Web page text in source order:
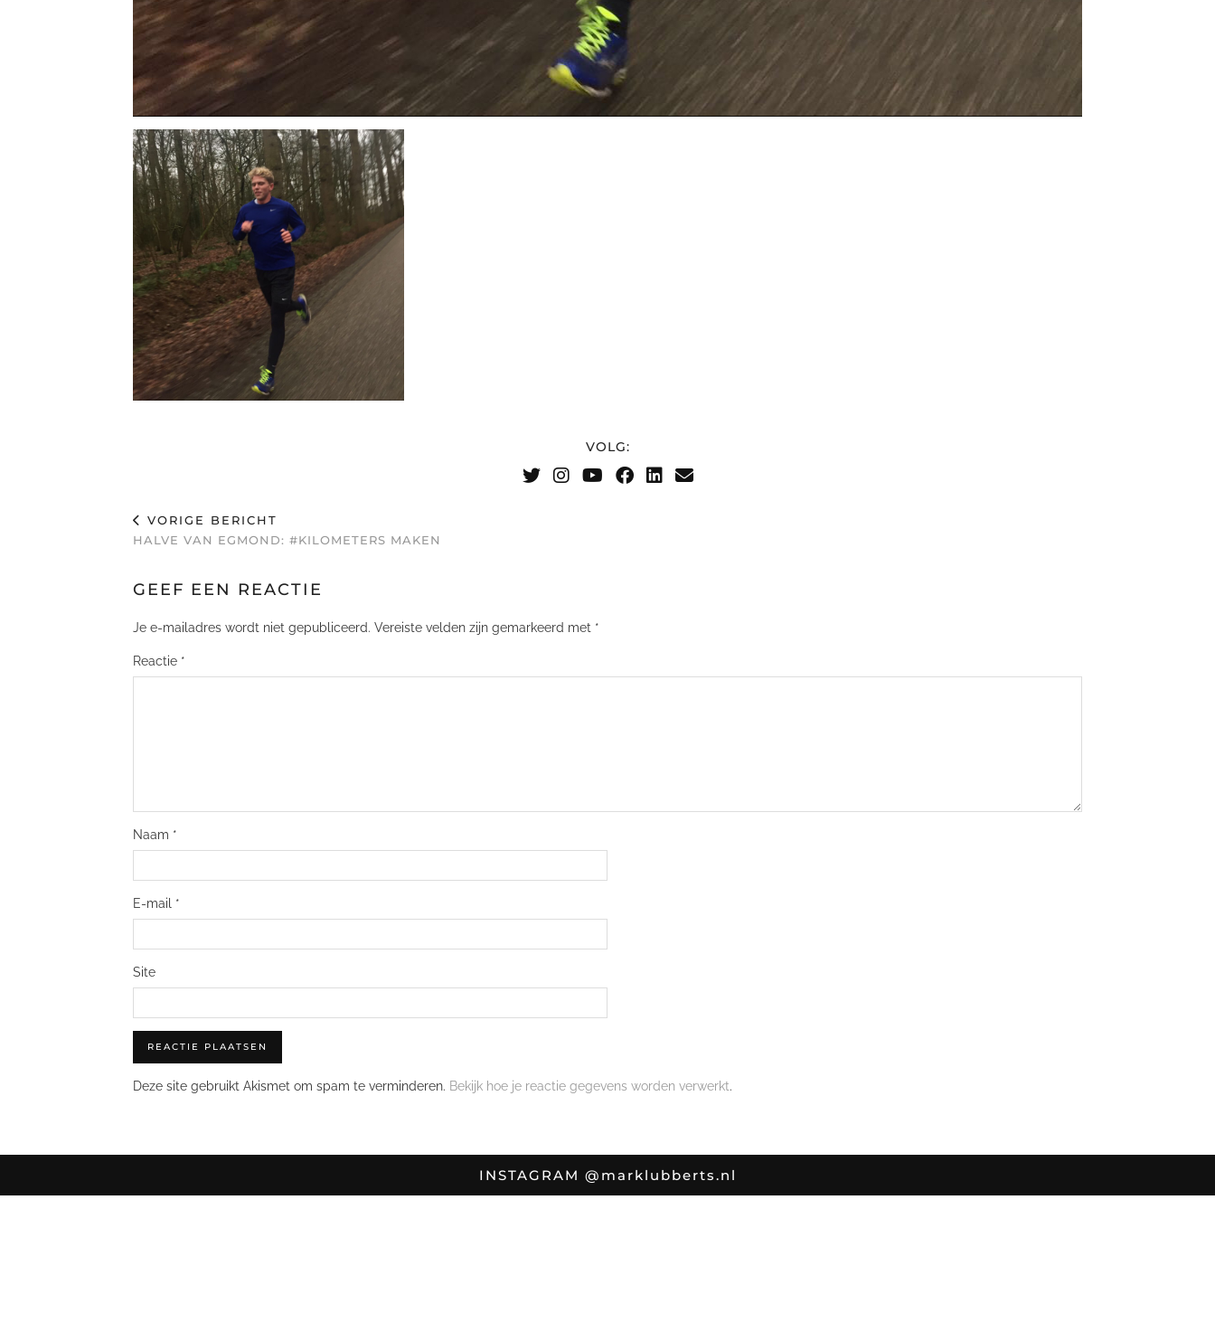
VOLG:
VORIGE BERICHT
HALVE VAN EGMOND: #KILOMETERS MAKEN
GEEF EEN REACTIE
Je e-mailadres wordt niet gepubliceerd. Vereiste velden zijn gemarkeerd met *
Reactie *
Naam *
E-mail *
Site
Deze site gebruikt Akismet om spam te verminderen. Bekijk hoe je reactie gegevens worden verwerkt.
INSTAGRAM @marklubberts.nl